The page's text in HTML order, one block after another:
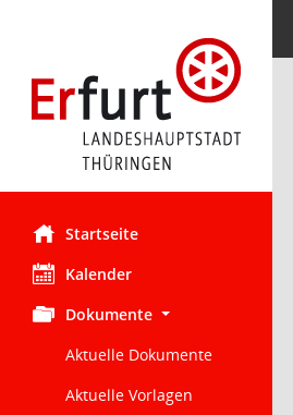
Startseite
Kalender
Dokumente
Aktuelle Dokumente
Aktuelle Vorlagen